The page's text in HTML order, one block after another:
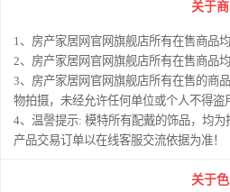
关于
1、房产家居网官网旗舰店所有在售商品均
2、房产家居网官网旗舰店所有在售商品
3、房产家居网官网旗舰店所有在售的商
物拍摄，未经允许任何单位或个人不得盗
4、温謦提示: 模特所有配戴的饰品，均
产品交易订单以在线客服交流依据为准！
关于